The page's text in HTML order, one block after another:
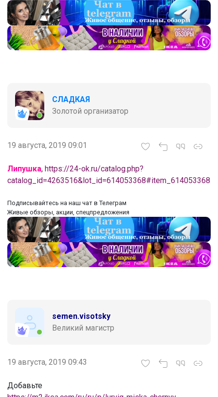
СЛАДКАЯ
Золотой организатор
19 августа, 2019 09:01
Липушка, https://24-ok.ru/catalog.php?
catalog_id=4263516&lot_id=614053368#item_614053368
‌Подписывайтесь на наш чат в Телеграм
‌Живые обзоры, акции, спецпредложения
semen.visotsky
Великий магистр
19 августа, 2019 09:43
Добавьте